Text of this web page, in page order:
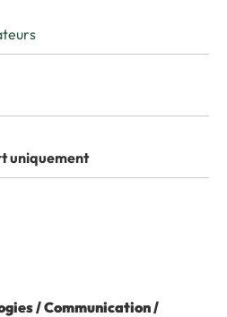
uniquement
/ Communication /